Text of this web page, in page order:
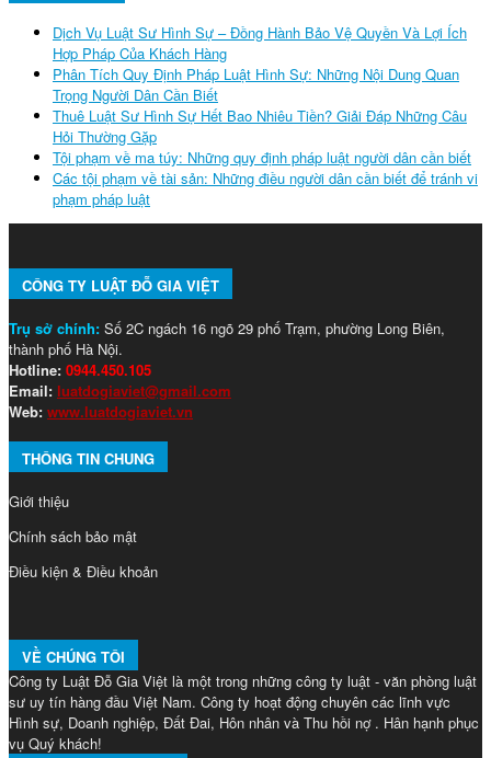
Dịch Vụ Luật Sư Hình Sự – Đồng Hành Bảo Vệ Quyền Và Lợi Ích
Hợp Pháp Của Khách Hàng
Phân Tích Quy Định Pháp Luật Hình Sự: Những Nội Dung Quan
Trọng Người Dân Cần Biết
Thuê Luật Sư Hình Sự Hết Bao Nhiêu Tiền? Giải Đáp Những Câu
Hỏi Thường Gặp
Tội phạm về ma túy: Những quy định pháp luật người dân cần biết
Các tội phạm về tài sản: Những điều người dân cần biết để tránh vi
phạm pháp luật
CÔNG TY LUẬT ĐỖ GIA VIỆT
Trụ sở chính: Số 2C ngách 16 ngõ 29 phố Trạm, phường Long Biên,
thành phố Hà Nội.
Hotline: 0944.450.105
Email: luatdogiaviet@gmail.com
Web: www.luatdogiaviet.vn
THÔNG TIN CHUNG
Giới thiệu
Chính sách bảo mật
Điều kiện & Điều khoản
VỀ CHÚNG TÔI
Công ty Luật Đỗ Gia Việt là một trong những công ty luật - văn phòng luật
sư uy tín hàng đầu Việt Nam. Công ty hoạt động chuyên các lĩnh vực
Hình sự, Doanh nghiệp, Đất Đai, Hôn nhân và Thu hồi nợ . Hân hạnh phục
vụ Quý khách!